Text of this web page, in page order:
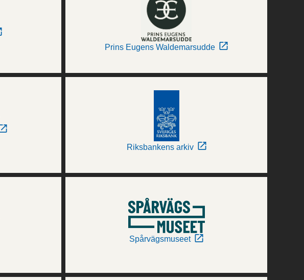
Prins Eugens Waldemarsudde
Riksbankens arkiv
Spårvägsmuseet